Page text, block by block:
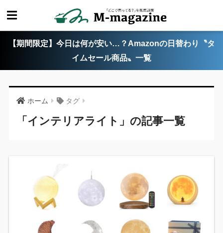
【期間限定】今日は何が安い…？Amazonの日替わり〝タ
イムセール商品〟一覧
ホーム タグ
「インテリアライト」の記事一覧